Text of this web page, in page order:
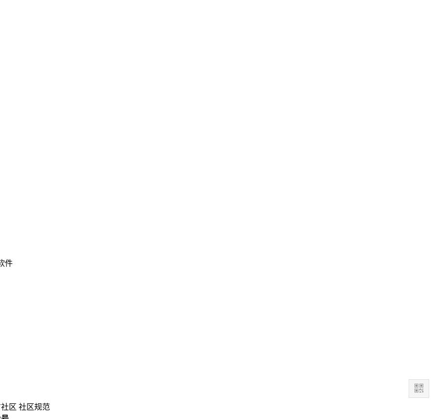
件
区 社区规范